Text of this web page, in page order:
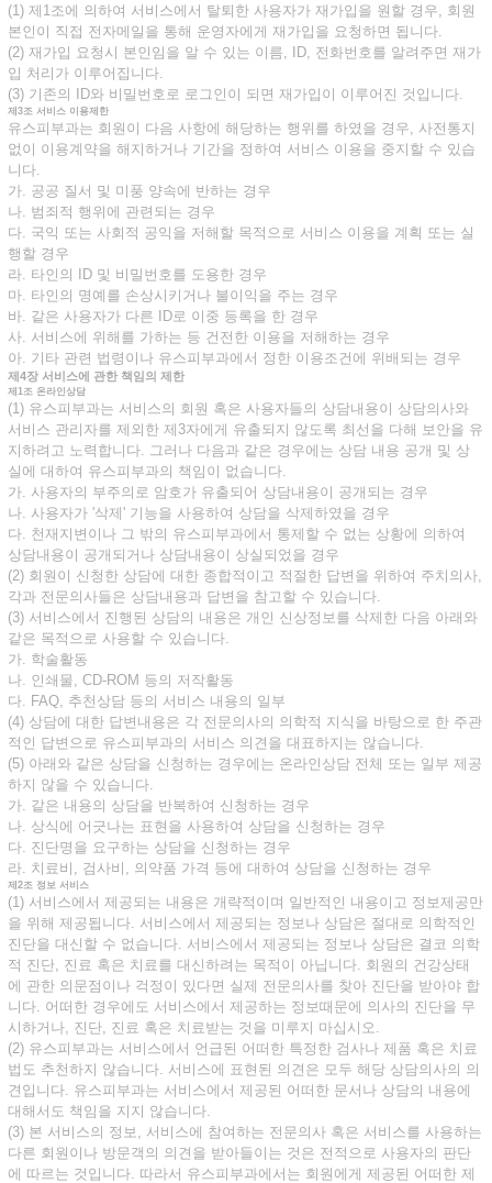
(1) 제1조에 의하여 서비스에서 탈퇴한 사용자가 재가입을 원할 경우, 회원
본인이 직접 전자메일을 통해 운영자에게 재가입을 요청하면 됩니다.
(2) 재가입 요청시 본인임을 알 수 있는 이름, ID, 전화번호를 알려주면 재가
입 처리가 이루어집니다.
(3) 기존의 ID와 비밀번호로 로그인이 되면 재가입이 이루어진 것입니다.
제3조 서비스 이용제한
유스피부과는 회원이 다음 사항에 해당하는 행위를 하였을 경우, 사전통지
없이 이용계약을 해지하거나 기간을 정하여 서비스 이용을 중지할 수 있습
니다.
가. 공공 질서 및 미풍 양속에 반하는 경우
나. 범죄적 행위에 관련되는 경우
다. 국익 또는 사회적 공익을 저해할 목적으로 서비스 이용을 계획 또는 실
행할 경우
라. 타인의 ID 및 비밀번호를 도용한 경우
마. 타인의 명예를 손상시키거나 불이익을 주는 경우
바. 같은 사용자가 다른 ID로 이중 등록을 한 경우
사. 서비스에 위해를 가하는 등 건전한 이용을 저해하는 경우
아. 기타 관련 법령이나 유스피부과에서 정한 이용조건에 위배되는 경우
제4장 서비스에 관한 책임의 제한
제1조 온라인상담
(1) 유스피부과는 서비스의 회원 혹은 사용자들의 상담내용이 상담의사와
서비스 관리자를 제외한 제3자에게 유출되지 않도록 최선을 다해 보안을 유
지하려고 노력합니다. 그러나 다음과 같은 경우에는 상담 내용 공개 및 상
실에 대하여 유스피부과의 책임이 없습니다.
가. 사용자의 부주의로 암호가 유출되어 상담내용이 공개되는 경우
나. 사용자가 '삭제' 기능을 사용하여 상담을 삭제하였을 경우
다. 천재지변이나 그 밖의 유스피부과에서 통제할 수 없는 상황에 의하여
상담내용이 공개되거나 상담내용이 상실되었을 경우
(2) 회원이 신청한 상담에 대한 종합적이고 적절한 답변을 위하여 주치의사,
각과 전문의사들은 상담내용과 답변을 참고할 수 있습니다.
(3) 서비스에서 진행된 상담의 내용은 개인 신상정보를 삭제한 다음 아래와
같은 목적으로 사용할 수 있습니다.
가. 학술활동
나. 인쇄물, CD-ROM 등의 저작활동
다. FAQ, 추천상담 등의 서비스 내용의 일부
(4) 상담에 대한 답변내용은 각 전문의사의 의학적 지식을 바탕으로 한 주관
적인 답변으로 유스피부과의 서비스 의견을 대표하지는 않습니다.
(5) 아래와 같은 상담을 신청하는 경우에는 온라인상담 전체 또는 일부 제공
하지 않을 수 있습니다.
가. 같은 내용의 상담을 반복하여 신청하는 경우
나. 상식에 어긋나는 표현을 사용하여 상담을 신청하는 경우
다. 진단명을 요구하는 상담을 신청하는 경우
라. 치료비, 검사비, 의약품 가격 등에 대하여 상담을 신청하는 경우
제2조 정보 서비스
(1) 서비스에서 제공되는 내용은 개략적이며 일반적인 내용이고 정보제공만
을 위해 제공됩니다. 서비스에서 제공되는 정보나 상담은 절대로 의학적인
진단을 대신할 수 없습니다. 서비스에서 제공되는 정보나 상담은 결코 의학
적 진단, 진료 혹은 치료를 대신하려는 목적이 아닙니다. 회원의 건강상태
에 관한 의문점이나 걱정이 있다면 실제 전문의사를 찾아 진단을 받아야 합
니다. 어떠한 경우에도 서비스에서 제공하는 정보때문에 의사의 진단을 무
시하거나, 진단, 진료 혹은 치료받는 것을 미루지 마십시오.
(2) 유스피부과는 서비스에서 언급된 어떠한 특정한 검사나 제품 혹은 치료
법도 추천하지 않습니다. 서비스에 표현된 의견은 모두 해당 상담의사의 의
견입니다. 유스피부과는 서비스에서 제공된 어떠한 문서나 상담의 내용에
대해서도 책임을 지지 않습니다.
(3) 본 서비스의 정보, 서비스에 참여하는 전문의사 혹은 서비스를 사용하는
다른 회원이나 방문객의 의견을 받아들이는 것은 전적으로 사용자의 판단
에 따르는 것입니다. 따라서 유스피부과에서는 회원에게 제공된 어떠한 제